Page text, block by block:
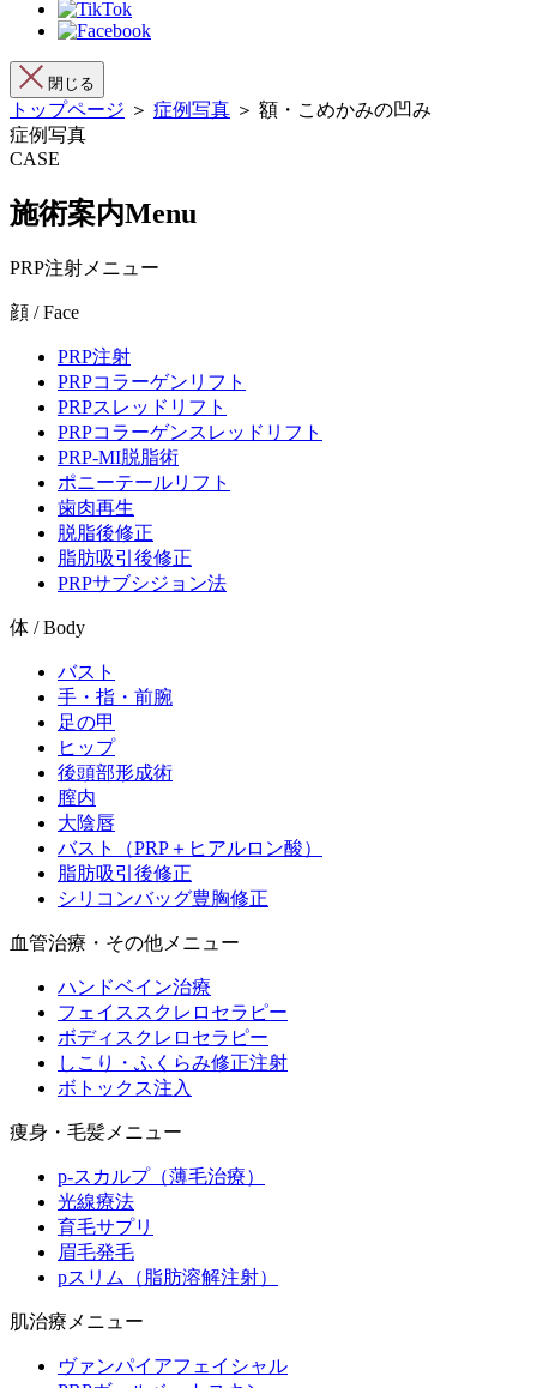
閉じる
トップページ ＞ 症例写真 ＞ 額・こめかみの凹み
症例写真
CASE
施術案内Menu
PRP注射メニュー
顔 / Face
PRP注射
PRPコラーゲンリフト
PRPスレッドリフト
PRPコラーゲンスレッドリフト
PRP-MI脱脂術
ポニーテールリフト
歯肉再生
脱脂後修正
脂肪吸引後修正
PRPサブシジョン法
体 / Body
バスト
手・指・前腕
足の甲
ヒップ
後頭部形成術
膣内
大陰唇
バスト（PRP＋ヒアルロン酸）
脂肪吸引後修正
シリコンバッグ豊胸修正
血管治療・その他メニュー
ハンドベイン治療
フェイススクレロセラピー
ボディスクレロセラピー
しこり・ふくらみ修正注射
ボトックス注入
痩身・毛髪メニュー
p-スカルプ（薄毛治療）
光線療法
育毛サプリ
眉毛発毛
pスリム（脂肪溶解注射）
肌治療メニュー
ヴァンパイアフェイシャル